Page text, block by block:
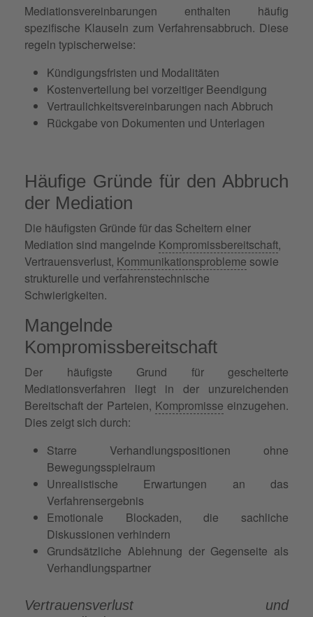
Mediationsvereinbarungen enthalten häufig
spezifische Klauseln zum Verfahrensabbruch. Diese
regeln typischerweise:
Kündigungsfristen und Modalitäten
Kostenverteilung bei vorzeitiger Beendigung
Vertraulichkeitsvereinbarungen nach Abbruch
Rückgabe von Dokumenten und Unterlagen
Häufige Gründe für den Abbruch
der Mediation
Die häufigsten Gründe für das Scheitern einer
Mediation sind mangelnde Kompromissbereitschaft,
Vertrauensverlust, Kommunikationsprobleme sowie
strukturelle und verfahrenstechnische
Schwierigkeiten.
Mangelnde
Kompromissbereitschaft
Der häufigste Grund für gescheiterte
Mediationsverfahren liegt in der unzureichenden
Bereitschaft der Parteien, Kompromisse einzugehen.
Dies zeigt sich durch:
Starre Verhandlungspositionen ohne
Bewegungsspielraum
Unrealistische Erwartungen an das
Verfahrensergebnis
Emotionale Blockaden, die sachliche
Diskussionen verhindern
Grundsätzliche Ablehnung der Gegenseite als
Verhandlungspartner
Vertrauensverlust und